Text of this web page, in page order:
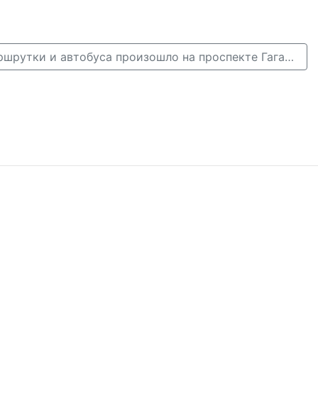
Столкновение маршрутки и автобуса произошло на проспекте Гагарина 24 ноября →